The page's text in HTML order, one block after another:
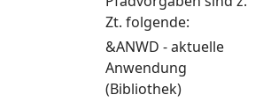
Zt. folgende:
&ANWD - aktuelle
Anwendung
(Bibliothek)